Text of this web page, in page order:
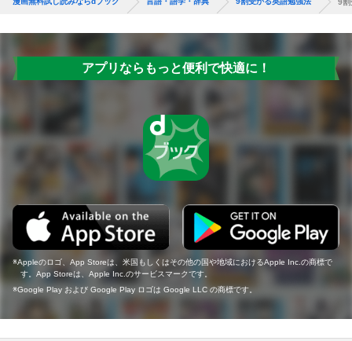
アプリならもっと便利で快適に！
Appleのロゴ、App Storeは、米国もしくはその他の国や地域におけるApple Inc.の商標で
す。App Storeは、Apple Inc.のサービスマークです。
Google Play および Google Play ロゴは Google LLC の商標です。